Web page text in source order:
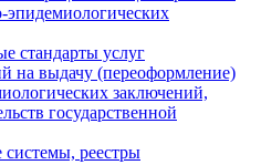
эпидемиологических
стандарты услуг
на выдачу (переоформление)
заключений,
государственной
реестры